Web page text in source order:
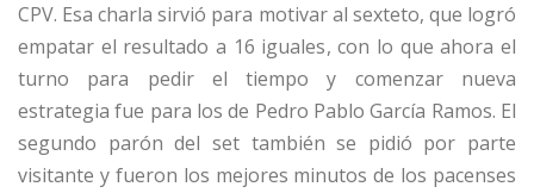
CPV. Esa charla sirvió para motivar al sexteto, que logró
empatar el resultado a 16 iguales, con lo que ahora el
turno para pedir el tiempo y comenzar nueva
estrategia fue para los de Pedro Pablo García Ramos. El
segundo parón del set también se pidió por parte
visitante y fueron los mejores minutos de los pacenses